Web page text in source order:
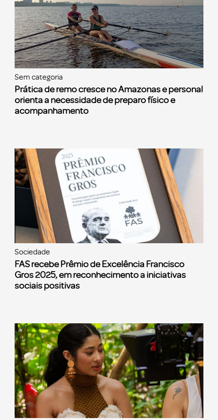
Sem categoria
Prática de remo cresce no Amazonas e personal
orienta a necessidade de preparo físico e
acompanhamento
Sociedade
FAS recebe Prêmio de Excelência Francisco
Gros 2025, em reconhecimento a iniciativas
sociais positivas